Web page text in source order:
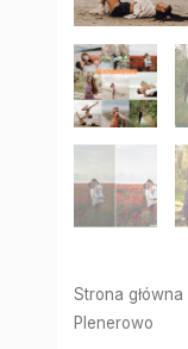
Strona główna
Plenerowo